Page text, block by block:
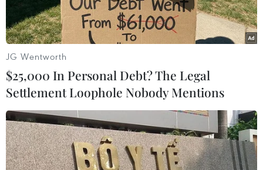
Đại diện Nga và Syria lên án sự hiện diện
của quân đội Mỹ tại Syria
12/12/2019 05:45
Theo phái viên Nga, các lực lượng quân đội Mỹ nên rời
JG Wentworth
$25,000 In Personal Debt? The Legal
Settlement Loophole Nobody Mentions